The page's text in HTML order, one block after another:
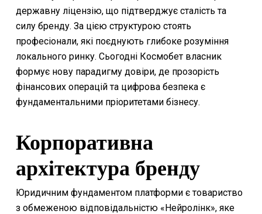
державну ліцензію, що підтверджує сталість та
силу бренду. За цією структурою стоять
професіонали, які поєднують глибоке розуміння
локального ринку. Сьогодні Космобет власник
формує нову парадигму довіри, де прозорість
фінансових операцій та цифрова безпека є
фундаментальними пріоритетами бізнесу.
Корпоративна
архітектура бренду
Юридичним фундаментом платформи є товариство
з обмеженою відповідальністю «Нейролінк», яке